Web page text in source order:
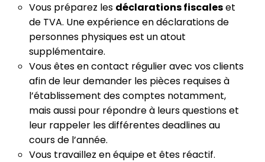
Vous préparez les déclarations fiscaleset
de TVA. Une expérience en déclarations de
personnes physiques est un atout
supplémentaire.
Vous êtes en contact régulier avec vos clients
afin de leur demander les pièces requises à
l’établissement des comptes notamment,
mais aussi pour répondre à leurs questions et
leur rappeler les différentes deadlines au
cours de l’année.
Vous travaillez en équipe et êtes réactif.